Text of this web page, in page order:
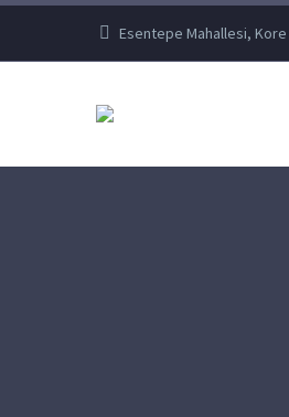
Esentepe Mahallesi,